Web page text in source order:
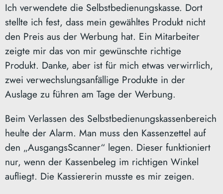
Ich verwendete die Selbstbedienungskasse. Dort
stellte ich fest, dass mein gewähltes Produkt nicht
den Preis aus der Werbung hat. Ein Mitarbeiter
zeigte mir das von mir gewünschte richtige
Produkt. Danke, aber ist für mich etwas verwirrlich,
zwei verwechslungsanfällige Produkte in der
Auslage zu führen am Tage der Werbung.
Beim Verlassen des Selbstbedienungskassenbereich
heulte der Alarm. Man muss den Kassenzettel auf
den „AusgangsScanner“ legen. Dieser funktioniert
nur, wenn der Kassenbeleg im richtigen Winkel
aufliegt. Die Kassiererin musste es mir zeigen.